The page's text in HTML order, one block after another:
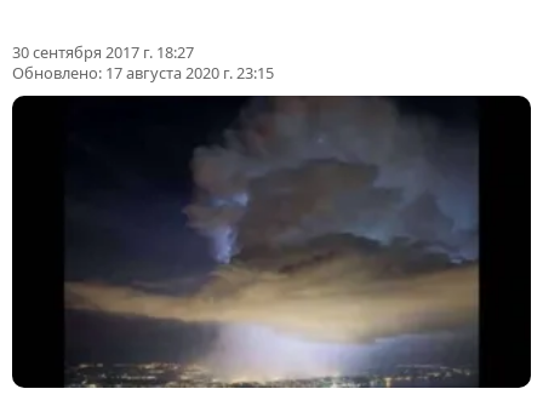
30 сентября 2017 г. 18:27
Обновлено: 17 августа 2020 г. 23:15